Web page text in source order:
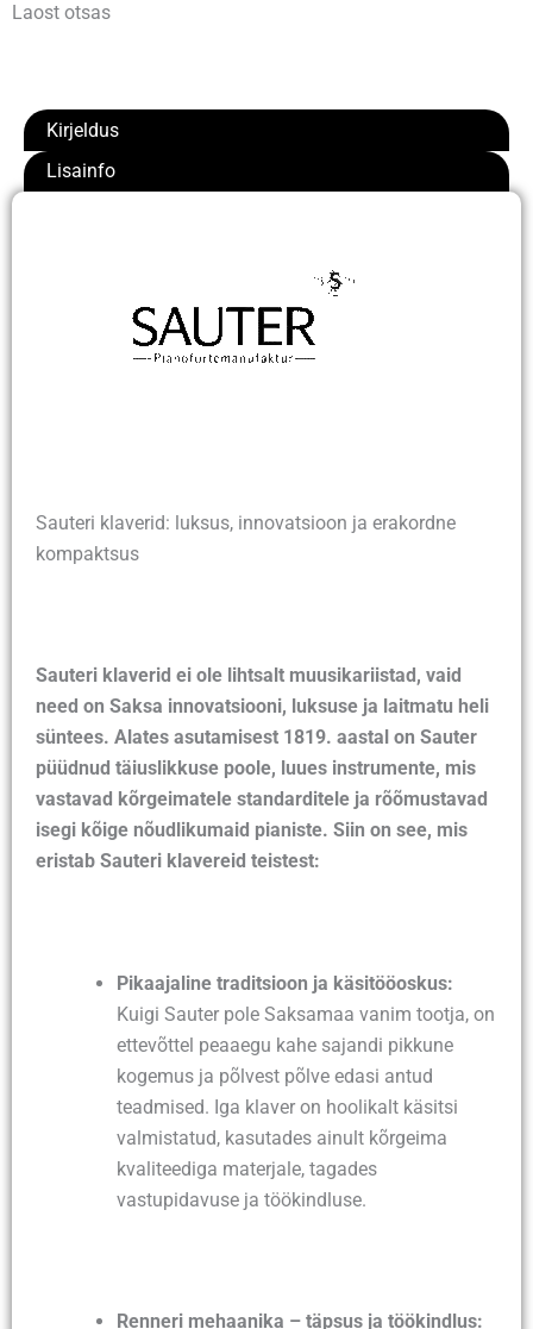
Laost otsas
Kirjeldus
Lisainfo
Sauteri klaverid: luksus, innovatsioon ja erakordne
kompaktsus
Sauteri klaverid ei ole lihtsalt muusikariistad, vaid
need on Saksa innovatsiooni, luksuse ja laitmatu heli
süntees. Alates asutamisest 1819. aastal on Sauter
püüdnud täiuslikkuse poole, luues instrumente, mis
vastavad kõrgeimatele standarditele ja rõõmustavad
isegi kõige nõudlikumaid pianiste. Siin on see, mis
eristab Sauteri klavereid teistest:
Pikaajaline traditsioon ja käsitööoskus:
Kuigi Sauter pole Saksamaa vanim tootja, on
ettevõttel peaaegu kahe sajandi pikkune
kogemus ja põlvest põlve edasi antud
teadmised. Iga klaver on hoolikalt käsitsi
valmistatud, kasutades ainult kõrgeima
kvaliteediga materjale, tagades
vastupidavuse ja töökindluse.
Renneri mehaanika – täpsus ja töökindlus: